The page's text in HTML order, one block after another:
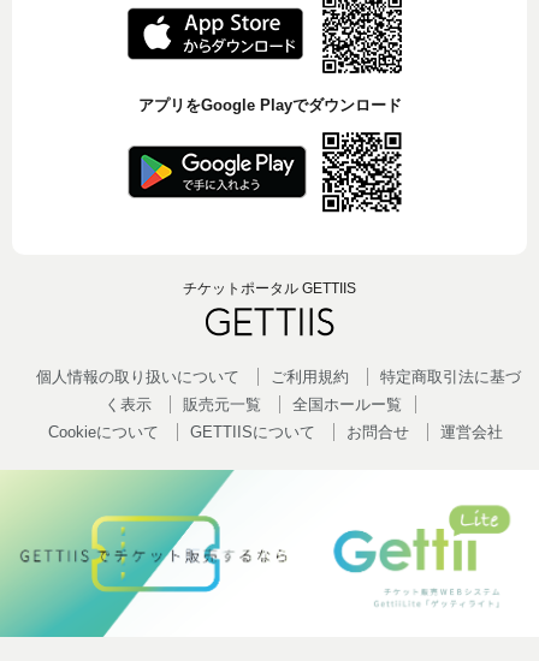
アプリをGoogle Playでダウンロード
チケットポータル GETTIIS
個人情報の取り扱いについて ご利用規約
特定商取引法に基づ
く表示
販売元一覧
全国ホールー覧
Cookieについて
GETTIISについて お問合せ 運営会社